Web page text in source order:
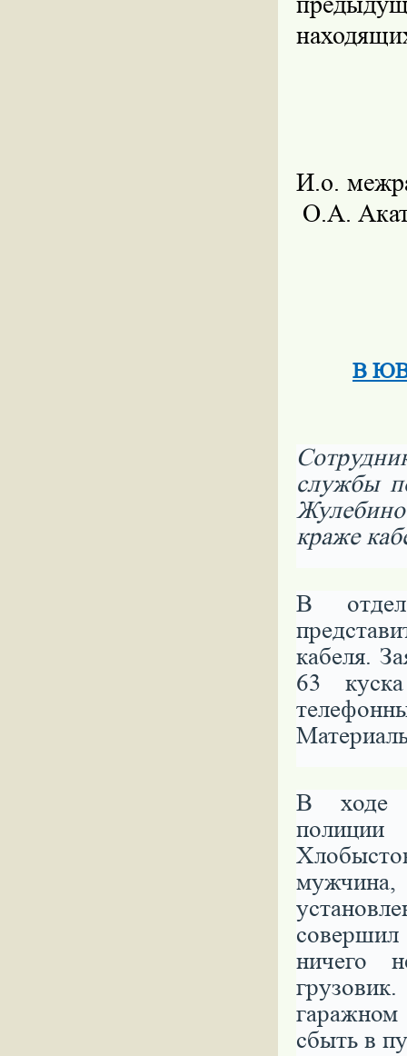
И.о.
О.А.
В
службы
краже
В
кабеля.
63
В ходе
ничего
сбыть в